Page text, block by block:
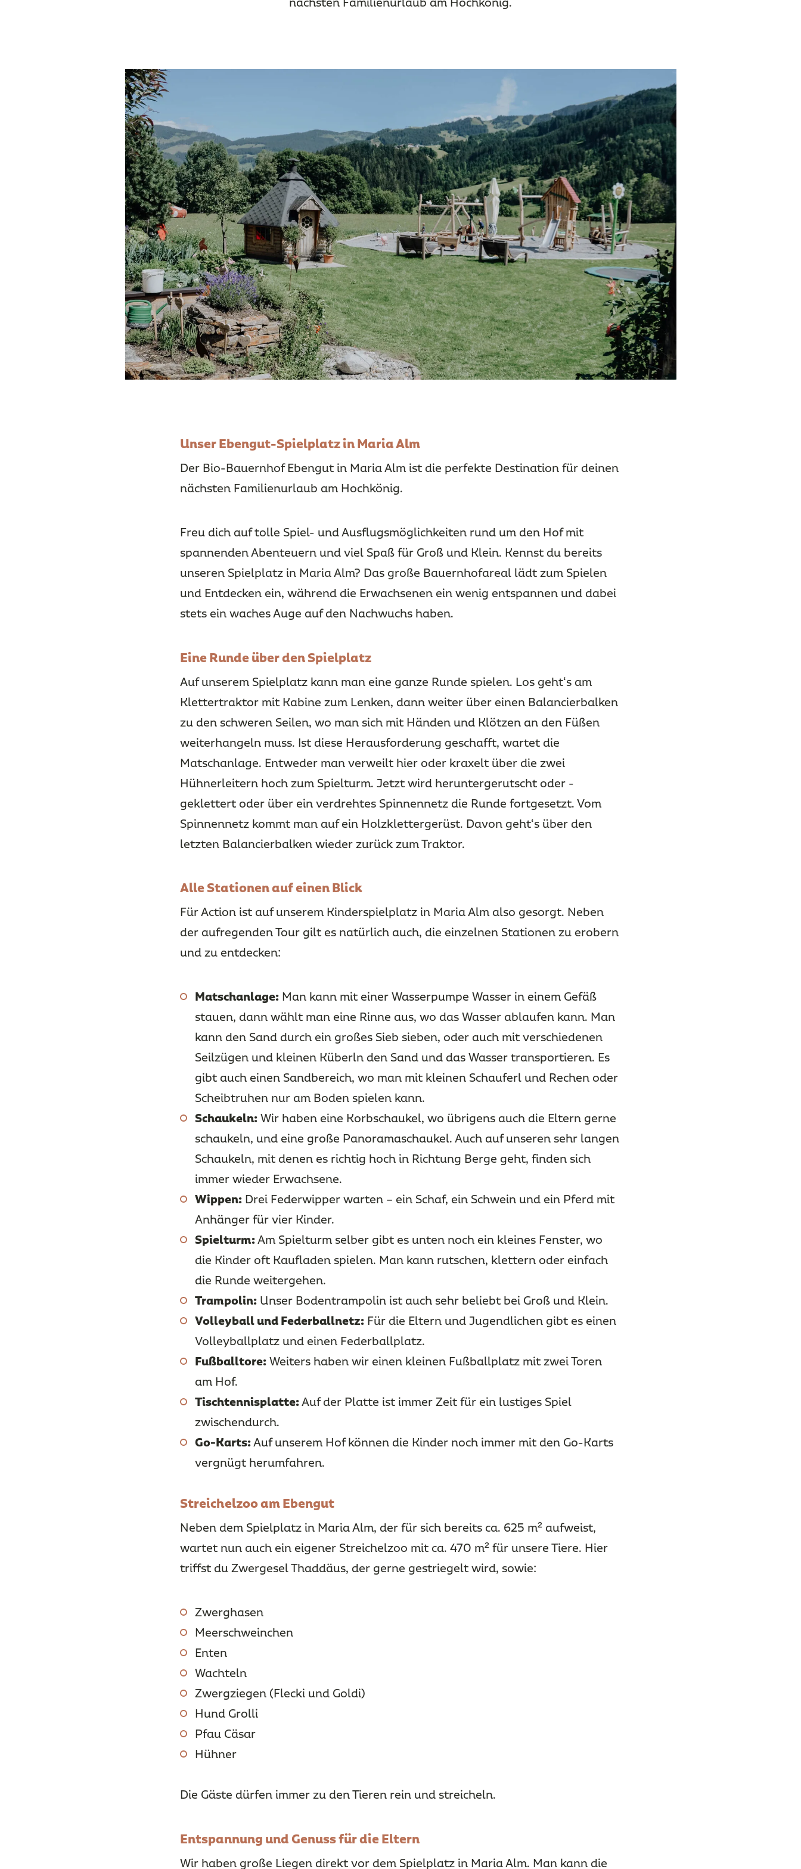
Unser Ebengut-Spielplatz in Maria Alm
Der Bio-Bauernhof Ebengut in Maria Alm ist die perfekte Destination für deinen
nächsten Familienurlaub am Hochkönig.
Freu dich auf tolle Spiel- und Ausflugsmöglichkeiten rund um den Hof mit
spannenden Abenteuern und viel Spaß für Groß und Klein. Kennst du bereits
unseren Spielplatz in Maria Alm? Das große Bauernhofareal lädt zum Spielen
und Entdecken ein, während die Erwachsenen ein wenig entspannen und dabei
stets ein waches Auge auf den Nachwuchs haben.
Eine Runde über den Spielplatz
Auf unserem Spielplatz kann man eine ganze Runde spielen. Los geht‘s am
Klettertraktor mit Kabine zum Lenken, dann weiter über einen Balancierbalken
zu den schweren Seilen, wo man sich mit Händen und Klötzen an den Füßen
weiterhangeln muss. Ist diese Herausforderung geschafft, wartet die
Matschanlage. Entweder man verweilt hier oder kraxelt über die zwei
Hühnerleitern hoch zum Spielturm. Jetzt wird heruntergerutscht oder -
geklettert oder über ein verdrehtes Spinnennetz die Runde fortgesetzt. Vom
Spinnennetz kommt man auf ein Holzklettergerüst. Davon geht‘s über den
letzten Balancierbalken wieder zurück zum Traktor.
Alle Stationen auf einen Blick
Für Action ist auf unserem Kinderspielplatz in Maria Alm also gesorgt. Neben
der aufregenden Tour gilt es natürlich auch, die einzelnen Stationen zu erobern
und zu entdecken:
Matschanlage: Man kann mit einer Wasserpumpe Wasser in einem Gefäß
stauen, dann wählt man eine Rinne aus, wo das Wasser ablaufen kann. Man
kann den Sand durch ein großes Sieb sieben, oder auch mit verschiedenen
Seilzügen und kleinen Küberln den Sand und das Wasser transportieren. Es
gibt auch einen Sandbereich, wo man mit kleinen Schauferl und Rechen oder
Scheibtruhen nur am Boden spielen kann.
Schaukeln:Wir haben eine Korbschaukel, wo übrigens auch die Eltern gerne
schaukeln, und eine große Panoramaschaukel. Auch auf unseren sehr langen
Schaukeln, mit denen es richtig hoch in Richtung Berge geht, finden sich
immer wieder Erwachsene.
Wippen: Drei Federwipper warten – ein Schaf, ein Schwein und ein Pferd mit
Anhänger für vier Kinder.
Spielturm:Am Spielturm selber gibt es unten noch ein kleines Fenster, wo
die Kinder oft Kaufladen spielen. Man kann rutschen, klettern oder einfach
die Runde weitergehen.
Trampolin: Unser Bodentrampolin ist auch sehr beliebt bei Groß und Klein.
Volleyball und Federballnetz: Für die Eltern und Jugendlichen gibt es einen
Volleyballplatz und einen Federballplatz.
Fußballtore:Weiters haben wir einen kleinen Fußballplatz mit zwei Toren
am Hof.
Tischtennisplatte:Auf der Platte ist immer Zeit für ein lustiges Spiel
zwischendurch.
Go-Karts:Auf unserem Hof können die Kinder noch immer mit den Go-Karts
vergnügt herumfahren.
Streichelzoo am Ebengut
Neben dem Spielplatz in Maria Alm, der für sich bereits ca. 625 m² aufweist,
wartet nun auch ein eigener Streichelzoo mit ca. 470 m² für unsere Tiere. Hier
triffst du Zwergesel Thaddäus, der gerne gestriegelt wird, sowie:
Zwerghasen
Meerschweinchen
Enten
Wachteln
Zwergziegen (Flecki und Goldi)
Hund Grolli
Pfau Cäsar
Hühner
Die Gäste dürfen immer zu den Tieren rein und streicheln.
Entspannung und Genuss für die Eltern
Wir haben große Liegen direkt vor dem Spielplatz in Maria Alm. Man kann die